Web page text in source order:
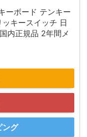
ーボード テンキー
キースイッチ 日
内正規品 2年間メ
ング